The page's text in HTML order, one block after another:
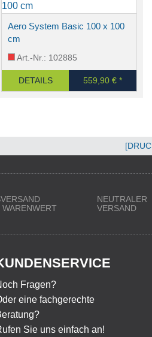
Aero System Basic 100 x 100
cm
Art.-Nr.: 102885
DETAILS 559,90 € *
NEUTRALER
VERSAND
Fragen?
eine fachgerechte
Sie uns einfach an!